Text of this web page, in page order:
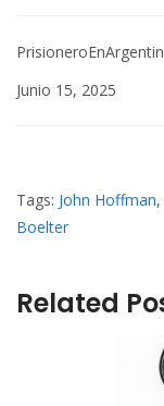
Junio 15, 2025
Tags: John Hoffman,
Boelter
Related